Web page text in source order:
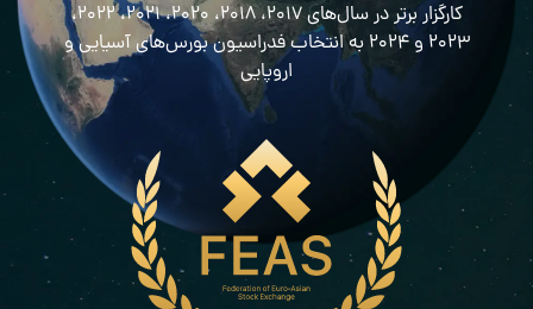
کارگزار برتر در سال‌های ۲۰۱۷، ۲۰۱۸، ۲۰۲۰، ۲۰۲۱، ۲۰۲۲،
۲۰۲۳ و ۲۰۲۴ به انتخاب فدراسیون بورس‌های آسیایی و
اروپایی